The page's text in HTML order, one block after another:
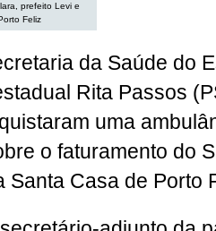
prefeito Levi e
Feliz
da Saúde do
Rita Passos
uma
o faturamento do
Santa Casa de Porto